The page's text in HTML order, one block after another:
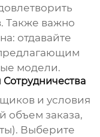
Также важно
отдавайте
модели.
Сотрудничества
и условия
объем заказа,
Выберите